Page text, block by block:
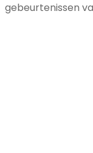
gebeurtenissen